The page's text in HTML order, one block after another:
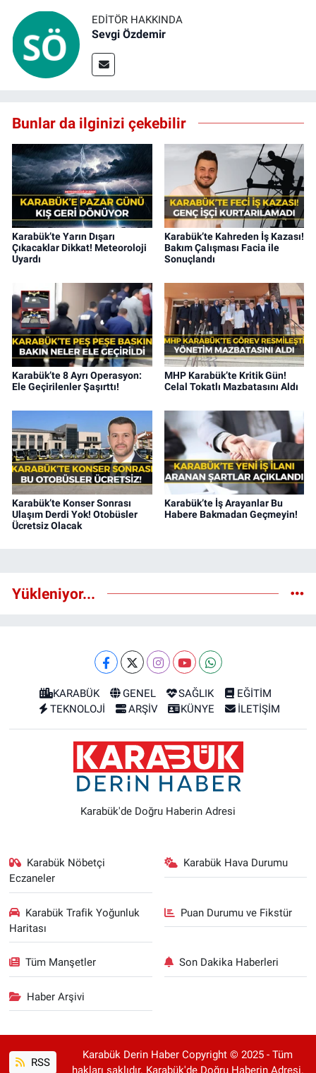
EDITÖR HAKKINDA
Sevgi Özdemir
Bunlar da ilginizi çekebilir
Karabük’te Yarın Dışarı
Çıkacaklar Dikkat! Meteoroloji
Uyardı
Karabük’te Kahreden İş Kazası!
Bakım Çalışması Facia ile
Sonuçlandı
Karabük’te 8 Ayrı Operasyon:
Ele Geçirilenler Şaşırttı!
MHP Karabük’te Kritik Gün!
Celal Tokatlı Mazbatasını Aldı
Karabük’te Konser Sonrası
Ulaşım Derdi Yok! Otobüsler
Ücretsiz Olacak
Karabük’te İş Arayanlar Bu
Habere Bakmadan Geçmeyin!
Yükleniyor...
KARABÜK GENEL SAĞLIK
EĞİTİM
TEKNOLOJİ
ARŞİV KÜNYE İLETİŞİM
Karabük'de Doğru Haberin Adresi
Karabük Nöbetçi
Eczaneler
Karabük Hava Durumu
Karabük Trafik Yoğunluk
Haritası
Puan Durumu ve Fikstür
Tüm Manşetler Son Dakika Haberleri
Haber Arşivi
RSS
Karabük Derin Haber Copyright © 2025 - Tüm
hakları saklıdır. Karabük'de Doğru Haberin Adresi.